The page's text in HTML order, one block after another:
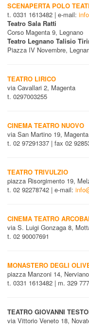
SCENAPERTA POLO
t. 0331 1613482 | e-mail:
Teatro Sala Ratti
Corso Magenta 9, Legnano
Teatro Legnano Talisio
Piazza IV Novembre,
TEATRO LIRICO
via Cavallari 2, Magenta
t. 0297003255
CINEMA TEATRO NUOVO
via San Martino 19, Magenta
t. 02 97291337 | fax 02
TEATRO TRIVULZIO
piazza Risorgimento 19,
t. 02 92278742 | e-mail:
CINEMA TEATRO
via S. Luigi Gonzaga 8,
t. 02 90007691
MONASTERO DEGLI
piazza Manzoni 14, Nerviano
t. 0331 1613482 | m. 329
TEATRO GIOVANNI
via Vittorio Veneto 18,